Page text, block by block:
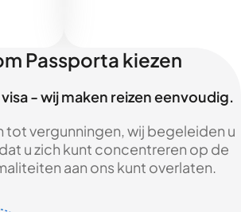
Passporta kiezen
- wij maken reizen eenvoudig.
tot vergunningen, wij begeleiden u
u zich kunt concentreren op de
aan ons kunt overlaten.